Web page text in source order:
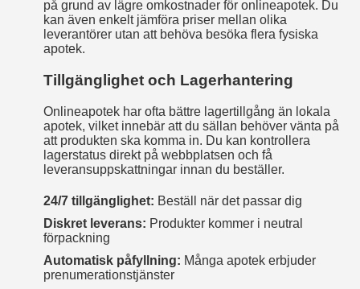
på grund av lägre omkostnader för onlineapotek. Du
kan även enkelt jämföra priser mellan olika
leverantörer utan att behöva besöka flera fysiska
apotek.
Tillgänglighet och Lagerhantering
Onlineapotek har ofta bättre lagertillgång än lokala
apotek, vilket innebär att du sällan behöver vänta på
att produkten ska komma in. Du kan kontrollera
lagerstatus direkt på webbplatsen och få
leveransuppskattningar innan du beställer.
24/7 tillgänglighet: Beställ när det passar dig
Diskret leverans: Produkter kommer i neutral
förpackning
Automatisk påfyllning: Många apotek erbjuder
prenumerationstjänster